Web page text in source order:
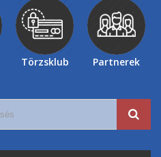
Törzsklub Partnerek